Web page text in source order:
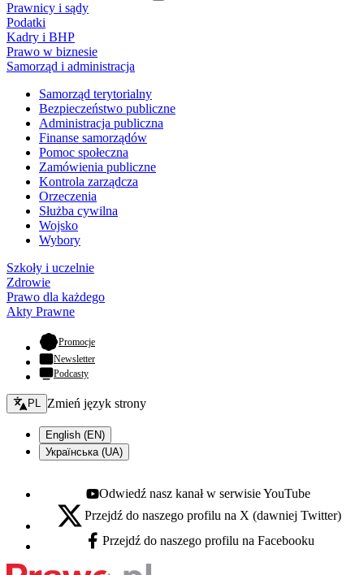
Prawnicy i sądy
Podatki
Kadry i BHP
Prawo w biznesie
Samorząd i administracja
Samorząd terytorialny
Bezpieczeństwo publiczne
Administracja publiczna
Finanse samorządów
Pomoc społeczna
Zamówienia publiczne
Kontrola zarządcza
Orzeczenia
Służba cywilna
Wojsko
Wybory
Szkoły i uczelnie
Zdrowie
Prawo dla każdego
Akty Prawne
Promocje- otwiera się w nowej karcie
Newsletter
Podcasty
Zmień język - bieżący:
PL Zmień język strony
English (EN)
Українська (UA)
Youtube - otwiera się w nowej karcie
Odwiedź nasz kanał w serwisie YouTube
X - otwiera się w nowej karcie
Przejdź do naszego profilu na X (dawniej Twitter)
Facebook - otwiera się w nowej karcie
Przejdź do naszego profilu na Facebooku